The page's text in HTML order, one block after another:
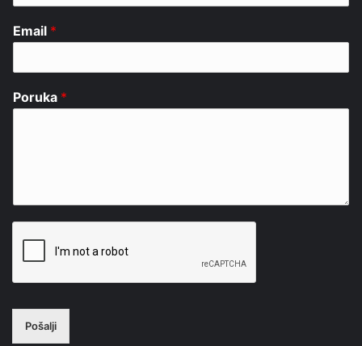
Email *
Poruka *
Pošalji